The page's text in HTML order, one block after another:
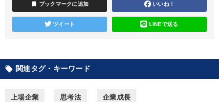
【3月】音声・映像 組織と人を動かすマネジメント力を磨く
経済・景気・相場予測 音声と動画で学ぶ
bookmark ブックマークに追加 いいね！
ツイート LINEで送る
local_offer 関連タグ・キーワード
上場企業 思考法 企業成長